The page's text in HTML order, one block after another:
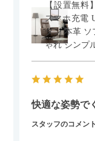
【設置無料
スマホ充電
ダン 本革 ソ
ゃれ シンプ
快適な姿勢で
スタッフのコメント